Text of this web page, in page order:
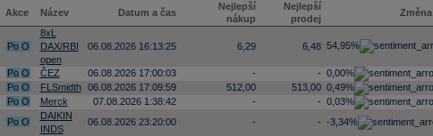
Akce Název Datum a čas
Nejlepší
nákup
Nejlepší
prodej
Změna
Po O
8xL
DAX/RBI
open
06.08.2026 16:13:25 6,29 6,48 54,95%
Po O ČEZ 06.08.2026 17:00:03 - - 0,00%
Po O FLSmidth 06.08.2026 17:09:59 512,00 513,00 0,49%
Po O Merck 07.08.2026 1:38:42 - - 0,03%
Po O
DAIKIN
INDS
06.08.2026 23:20:00 - - -3,34%